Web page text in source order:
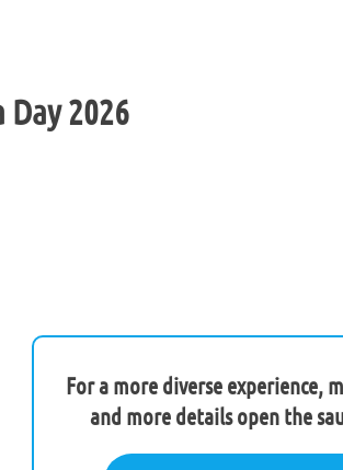
Day 2026
For a more diverse experience,
and more details open the